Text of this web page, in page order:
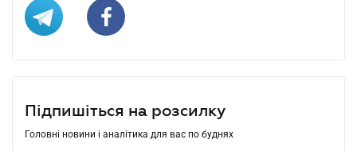
Підпишіться на розсилку
Головні новини і аналітика для вас по буднях